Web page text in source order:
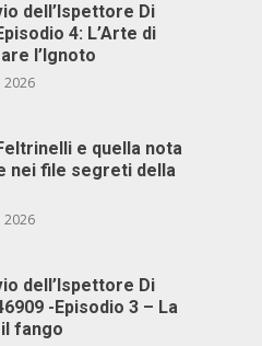
dell’Ispettore Di
4: L’Arte di
l’Ignoto
2026
e quella nota
nei file segreti della
2026
dell’Ispettore Di
-Episodio 3 – La
fango